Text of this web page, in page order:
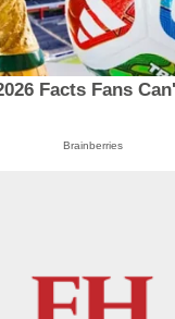
Facts Fans
Brainberries